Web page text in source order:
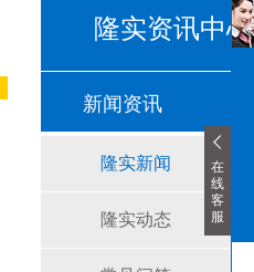
隆实资讯中心
新闻资讯
隆实新闻
隆实动态
在
线
客
服